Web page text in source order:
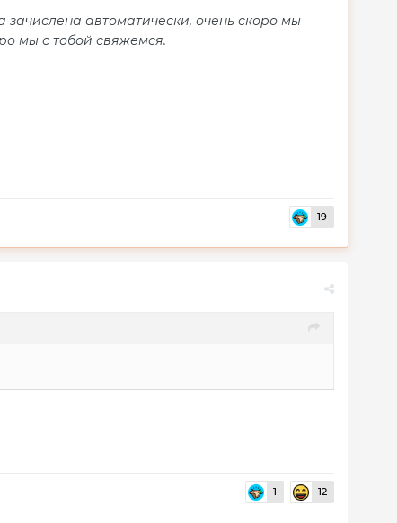
зачислена автоматически, очень скоро мы
мы с тобой свяжемся.
19
1 12